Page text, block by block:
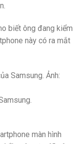
biết ông đang kiểm
này có ra mắt
màn hình